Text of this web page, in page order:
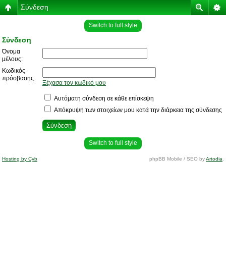
Σύνδεση
Switch to full style
Σύνδεση
Όνομα
μέλους:
Κωδικός
πρόσβασης:
Ξέχασα τον κωδικό μου
Αυτόματη σύνδεση σε κάθε επίσκεψη
Απόκρυψη των στοιχείων μου κατά την διάρκεια της σύνδεσης
Switch to full style
Hosting by Cyb phpBB Mobile / SEO byArtodia